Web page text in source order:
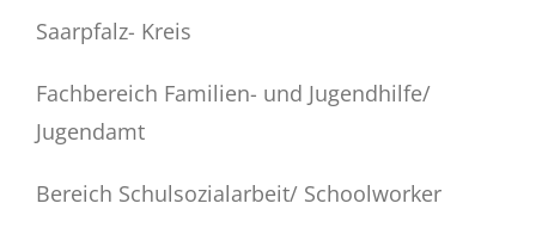
Saarpfalz- Kreis
Fachbereich Familien- und Jugendhilfe/
Jugendamt
Bereich Schulsozialarbeit/ Schoolworker